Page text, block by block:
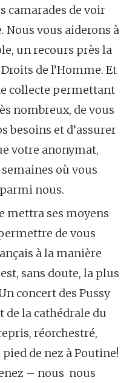
camarades de voir
vous aiderons à
un recours près la
de l’Homme. Et
collecte permettant
nombreux, de vous
besoins et d’assurer
votre anonymat,
où vous
nous.
mettra ses moyens
de vous
à la manière
sans doute, la plus
concert des Pussy
de la cathédrale du
réorchestré,
de nez à Poutine!
– nous nous